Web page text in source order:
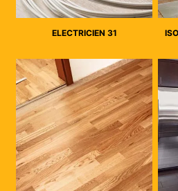
ELECTRICIEN 31